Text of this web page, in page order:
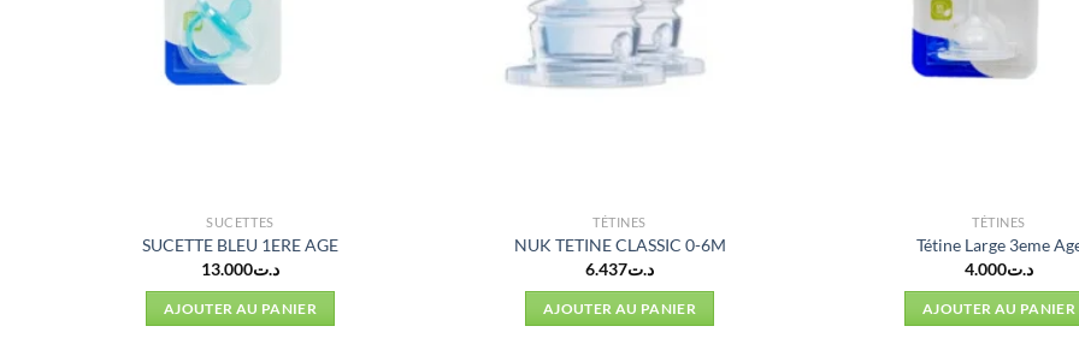
SUCETTES
SUCETTE BLEU 1ERE AGE
د.ت13.000
AJOUTER AU PANIER
TÉTINES
NUK TETINE CLASSIC 0-6M
د.ت6.437
AJOUTER AU PANIER
TÉTINES
Tétine Large 3eme
د.ت4.000
AJOUTER AU PANIER